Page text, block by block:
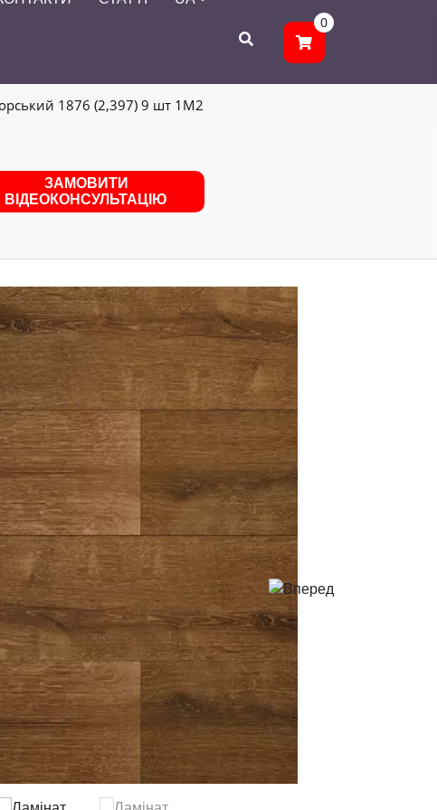
0
1876 (2,397) 9 шт 1M2
ЗАМОВИТИ
ВІДЕОКОНСУЛЬТАЦІЮ